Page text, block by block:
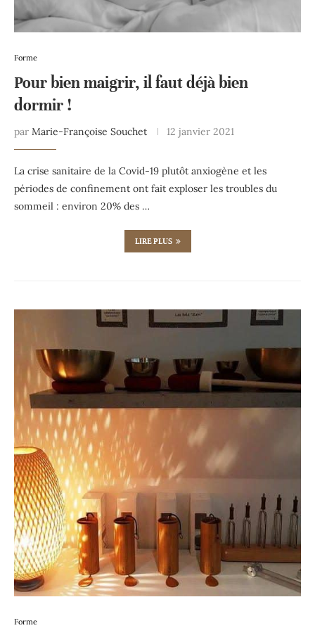
Forme
Pour bien maigrir, il faut déjà bien
dormir !
par Marie-Françoise Souchet 12 janvier 2021
La crise sanitaire de la Covid-19 plutôt anxiogène et les
périodes de confinement ont fait exploser les troubles du
sommeil : environ 20% des …
LIRE PLUS
Forme